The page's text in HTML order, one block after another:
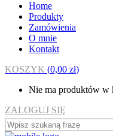
Home
Produkty
Zamówienia
O mnie
Kontakt
KOSZYK (0,00 zł)
Nie ma produktów w
ZALOGUJ SIĘ